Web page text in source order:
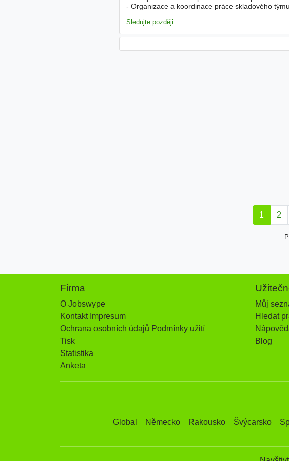
- Organizace a koordinace práce skladového
Sledujte později
1 2
Firma
O Jobswype
Kontakt Impresum
Ochrana osobních údajů Podmínky užití
Tisk
Statistika
Anketa
Můj
Hledat
Blog
Global Německo Rakousko Švýcarsko